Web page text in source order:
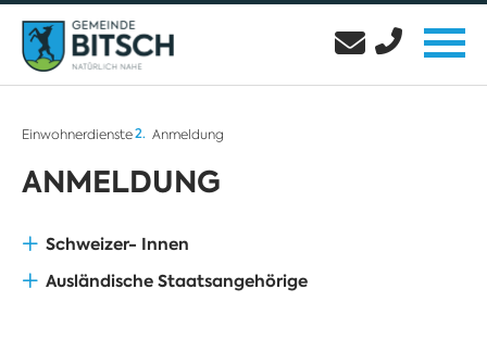
Einwohnerdienste Anmeldung
ANMELDUNG
Schweizer- Innen
Ausländische Staatsangehörige